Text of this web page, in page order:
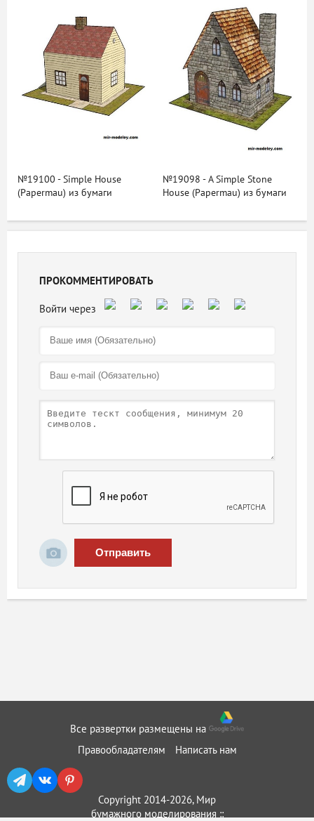
№19100 - Simple House
(Papermau) из бумаги
№19098 - A Simple Stone
House (Papermau) из бумаги
ПРОКОММЕНТИРОВАТЬ
Отправить
Все развертки размещены на
Правообладателям
Написать нам
Copyright 2014-2026, Мир
бумажного моделирования ::